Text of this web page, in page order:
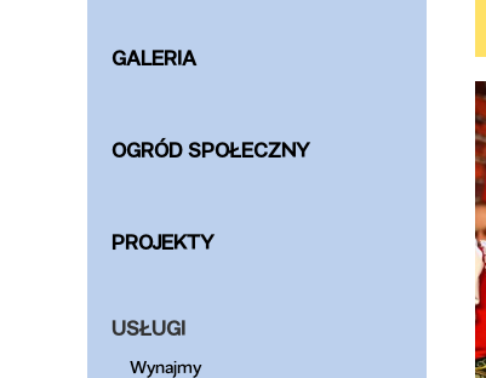
GALERIA
OGRÓD SPOŁECZNY
PROJEKTY
USŁUGI
Wynajmy